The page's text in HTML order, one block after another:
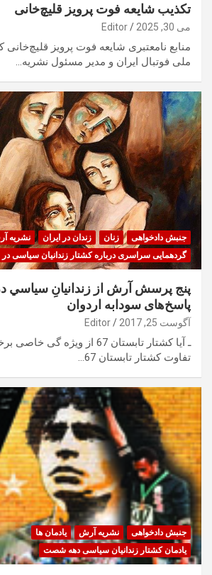
تکذیب شایعه فوت پرویز قلیچ‌خانی
می 30, 2025 Editor
منابع نامعتبری شایعه فوت پرویز قلیچ‌خانی
ملی فوتبال ایران و مدیر مسئول نشریه…
جنبش دادخواهی زنان زندان در ایران
نشریه
گردهمایی سراسری درباره کشتار زندانیان سیاسی در
پاسخ‌های سودابه اردوان
آگوست 25, 2017 Editor
ـ آیا كشتار تابستان 67 از ویژه
تفاوت كشتار تابستان 67…
جنبش دادخواهی نشریه آرش
یادمان ها
یادمان کشتار زندانیان سیاسی دهه شصت